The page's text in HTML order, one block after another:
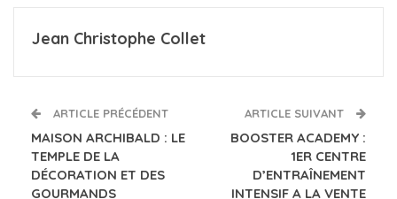
Jean Christophe Collet
ARTICLE PRÉCÉDENT
MAISON ARCHIBALD : LE
TEMPLE DE LA
DÉCORATION ET DES
GOURMANDS
ARTICLE SUIVANT
BOOSTER ACADEMY :
1ER CENTRE
D’ENTRAÎNEMENT
INTENSIF A LA VENTE